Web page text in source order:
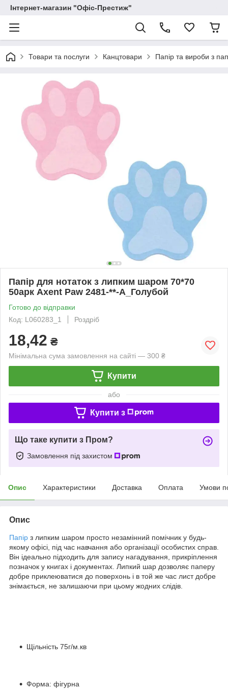
Інтернет-магазин "Офіс-Престиж"
Товари та послуги Канцтовари Папір та вироби з
Папір для нотаток з липким шаром 70*70
50арк Axent Paw 2481-**-A_Голубой
Готово до відправки
Код: L060283_1
Роздріб
18,42 ₴
Мінімальна сума замовлення на сайті — 300 ₴
Купити
або
Купити з
Що таке купити з Пром?
Замовлення під захистом
Опис Характеристики Доставка Оплата Умови
Опис
Папір з липким шаром просто незамінний помічник у будь-
якому офісі, під час навчання або організації особистих справ.
Він ідеально підходить для запису нагадування, прикріплення
позначок у книгах і документах. Липкий шар дозволяє паперу
добре приклеюватися до поверхонь і в той же час лист добре
знімається, не залишаючи при цьому жодних слідів.
Щільність 75г/м.кв
Форма: фігурна